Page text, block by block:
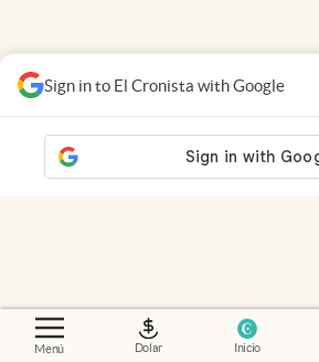
Menú Dolar Inicio
Sign in to El Cronista with Google